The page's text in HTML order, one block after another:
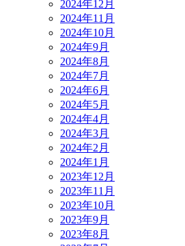
2024年12月
2024年11月
2024年10月
2024年9月
2024年8月
2024年7月
2024年6月
2024年5月
2024年4月
2024年3月
2024年2月
2024年1月
2023年12月
2023年11月
2023年10月
2023年9月
2023年8月